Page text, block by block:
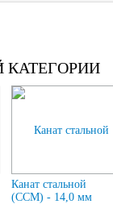
КАТЕГОРИИ
Канат стальной
(ССМ) - 14,0 мм